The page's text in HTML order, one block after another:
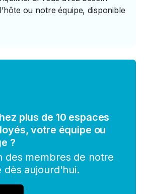
ou notre équipe, disponible
plus de 10 espaces
votre équipe ou
?
des membres de notre
dès aujourd'hui.